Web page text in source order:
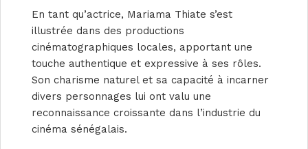
En tant qu’actrice, Mariama Thiate s’est
illustrée dans des productions
cinématographiques locales, apportant une
touche authentique et expressive à ses rôles.
Son charisme naturel et sa capacité à incarner
divers personnages lui ont valu une
reconnaissance croissante dans l’industrie du
cinéma sénégalais.